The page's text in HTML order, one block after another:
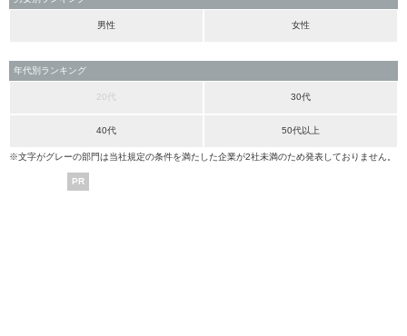
男性 女性
年代別ランキング
20代 30代
40代 50代以上
※文字がグレーの部門は当社規定の条件を満たした企業が2社未満のため発表しておりません。
PR